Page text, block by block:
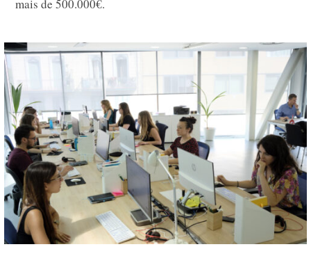
mais de 500.000€.